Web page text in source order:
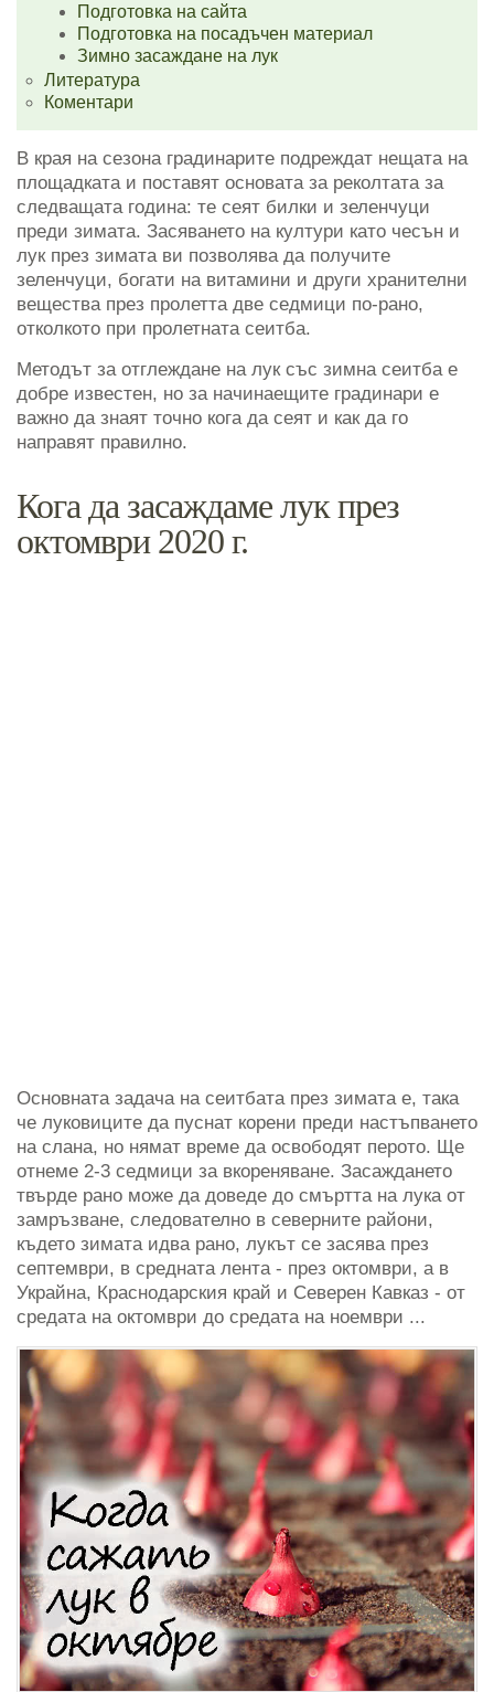
Подготовка на сайта
Подготовка на посадъчен материал
Зимно засаждане на лук
Литература
Коментари
В края на сезона градинарите подреждат нещата на
площадката и поставят основата за реколтата за
следващата година: те сеят билки и зеленчуци
преди зимата. Засяването на култури като чесън и
лук през зимата ви позволява да получите
зеленчуци, богати на витамини и други хранителни
вещества през пролетта две седмици по-рано,
отколкото при пролетната сеитба.
Методът за отглеждане на лук със зимна сеитба е
добре известен, но за начинаещите градинари е
важно да знаят точно кога да сеят и как да го
направят правилно.
Кога да засаждаме лук през
октомври 2020 г.
Основната задача на сеитбата през зимата е, така
че луковиците да пуснат корени преди настъпването
на слана, но нямат време да освободят перото. Ще
отнеме 2-3 седмици за вкореняване. Засаждането
твърде рано може да доведе до смъртта на лука от
замръзване, следователно в северните райони,
където зимата идва рано, лукът се засява през
септември, в средната лента - през октомври, а в
Украйна, Краснодарския край и Северен Кавказ - от
средата на октомври до средата на ноември ...